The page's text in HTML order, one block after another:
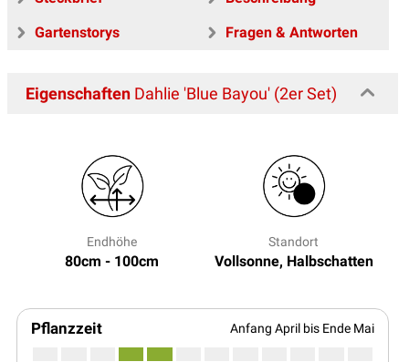
Gartenstorys
Fragen & Antworten
Eigenschaften Dahlie 'Blue Bayou' (2er Set)
Endhöhe
80cm - 100cm
Standort
Vollsonne, Halbschatten
Pflanzzeit Anfang April bis Ende Mai